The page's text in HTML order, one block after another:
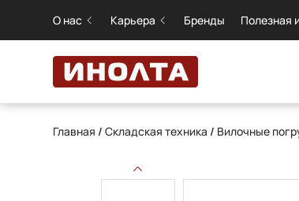
О нас Карьера Бренды Полезная
Главная /Складская техника / Вилочные